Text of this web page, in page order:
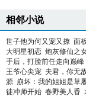
相邻小说
世子他为何又宠又撩 面
大明星初恋 炮灰修仙之
手后，打脸前任走向巅峰
王爷心尖宠 夫君，你无
源 崩坏：我的姐姐是草
徒冲师开始 春野美人香